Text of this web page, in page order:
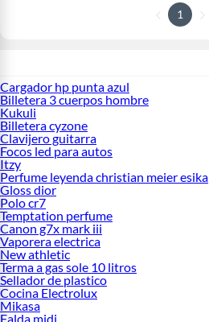
1
Cargador hp punta azul
Billetera 3 cuerpos hombre
Kukuli
Billetera cyzone
Clavijero guitarra
Focos led para autos
Itzy
Perfume leyenda christian meier esika
Gloss dior
Polo cr7
Temptation perfume
Canon g7x mark iii
Vaporera electrica
New athletic
Terma a gas sole 10 litros
Sellador de plastico
Cocina Electrolux
Mikasa
Falda midi